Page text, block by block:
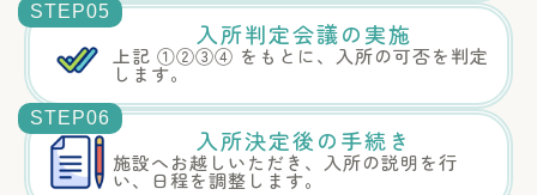
STEP05
入所判定会議の実施
上記 ①②③④ をもとに、入所の可否を判定
します。
STEP06
入所決定後の手続き
施設へお越しいただき、入所の説明を行
い、日程を調整します。